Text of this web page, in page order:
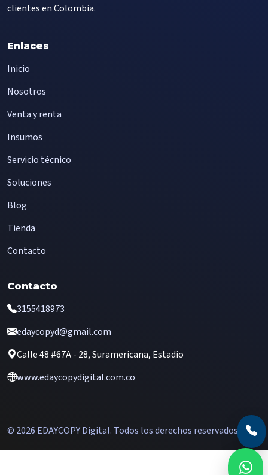
clientes en Colombia.
Enlaces
Inicio
Nosotros
Venta y renta
Insumos
Servicio técnico
Soluciones
Blog
Tienda
Contacto
Contacto
3155418973
edaycopyd@gmail.com
Calle 48 #67A - 28, Suramericana, Estadio
www.edaycopydigital.com.co
© 2026 EDAYCOPY Digital. Todos los derechos reservados.